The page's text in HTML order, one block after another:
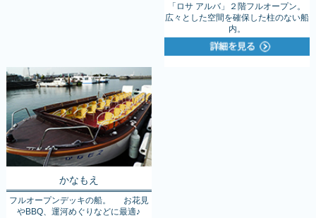
「ロサ アルバ」２階フルオープン。
広々とした空間を確保した柱のない船
内。
かなもえ
フルオープンデッキの船。 お花見
やBBQ、運河めぐりなどに最適♪